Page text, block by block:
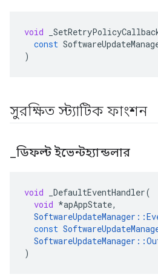
void
const
)
সুরক্ষিত স্ট্যাটিক ফাংশন
ডিফল্ট ইভেন্টহ্যান্ডলার
void _DefaultEventHandler(
void *apAppState,
SoftwareUpdateManager ::
const
SoftwareUpdateManager ::
)